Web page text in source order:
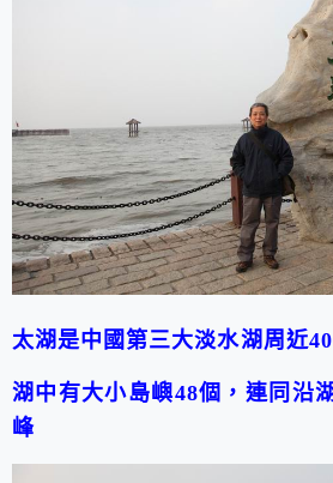
太湖是中國第三大淡水湖周近
湖中有大小島嶼48個，連同沿
峰